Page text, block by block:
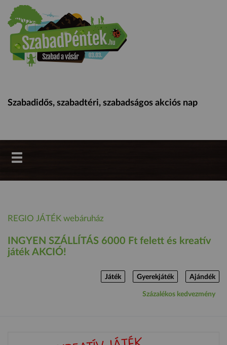
Szabadidős, szabadtéri, szabadságos akciós nap
REGIO JÁTÉK webáruház
INGYEN SZÁLLÍTÁS 6000 Ft felett és kreatív
játék AKCIÓ!
Ajándék
Gyerekjáték
Játék
Százalékos kedvezmény